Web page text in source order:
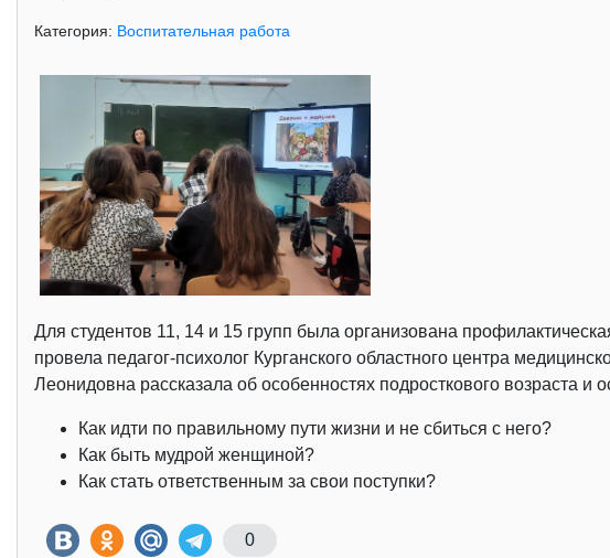
Категория: Воспитательная работа
Для студентов 11, 14 и 15 групп была организована
провела педагог-психолог Курганского областного центра
Леонидовна рассказала об особенностях подросткового возраста
Как идти по правильному пути жизни и не сбиться с него?
Как быть мудрой женщиной?
Как стать ответственным за свои поступки?
0